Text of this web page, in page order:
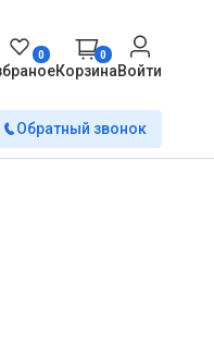
0
Корзина
0
Войти
Обратный звонок